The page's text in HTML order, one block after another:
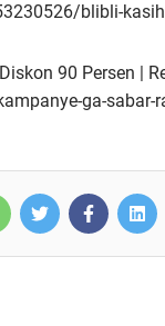
blibli-
90 Persen |
ga-sabar-